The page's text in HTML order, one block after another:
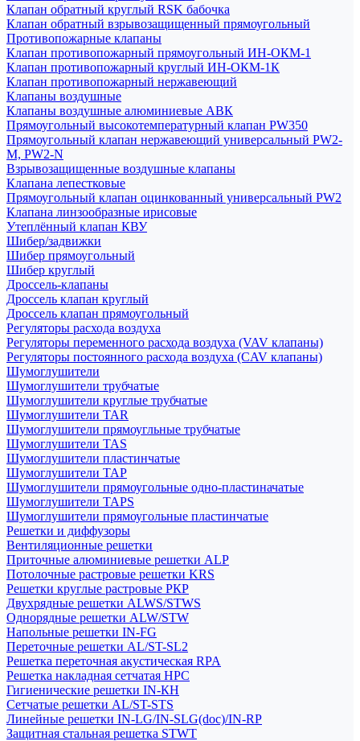
Клапан обратный круглый RSK бабочка
Клапан обратный взрывозащищенный прямоугольный
Противопожарные клапаны
Клапан противопожарный прямоугольный ИН-ОКМ-1
Клапан противопожарный круглый ИН-ОКМ-1К
Клапан противопожарный нержавеющий
Клапаны воздушные
Клапаны воздушные алюминиевые АВК
Прямоугольный высокотемпературный клапан PW350
Прямоугольный клапан нержавеющий универсальный PW2-
M, PW2-N
Взрывозащищенные воздушные клапаны
Клапана лепестковые
Прямоугольный клапан оцинкованный универсальный PW2
Клапана линзообразные ирисовые
Утеплённый клапан КВУ
Шибер/задвижки
Шибер прямоугольный
Шибер круглый
Дроссель-клапаны
Дроссель клапан круглый
Дроссель клапан прямоугольный
Регуляторы расхода воздуха
Регуляторы переменного расхода воздуха (VAV клапаны)
Регуляторы постоянного расхода воздуха (CAV клапаны)
Шумоглушители
Шумоглушители трубчатые
Шумоглушители круглые трубчатые
Шумоглушители TAR
Шумоглушители прямоугльные трубчатые
Шумоглушители TAS
Шумоглушители пластинчатые
Шумоглушители TAP
Шумоглушители прямоугольные одно-пластиначатые
Шумоглушители TAPS
Шумоглушители прямоугольные пластинчатые
Решетки и диффузоры
Вентиляционные решетки
Приточные алюминиевые решетки ALP
Потолочные растровые решетки KRS
Решетки круглые растровые РКР
Двухрядные решетки ALWS/STWS
Однорядные решетки ALW/STW
Напольные решетки IN-FG
Переточные решетки AL/ST-SL2
Решетка переточная акустическая RPA
Решетка накладная сетчатая НРС
Гигиенические решетки IN-КН
Сетчатые решетки AL/ST-STS
Линейные решетки IN-LG/IN-SLG(doc)/IN-RP
Защитная стальная решетка STWT